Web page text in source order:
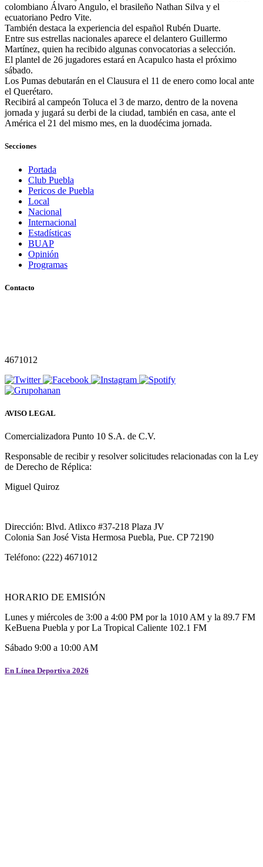
colombiano Álvaro Angulo, el brasileño Nathan Silva y el
ecuatoriano Pedro Vite.
También destaca la experiencia del español Rubén Duarte.
Entre sus estrellas nacionales aparece el delantero Guillermo
Martínez, quien ha recibido algunas convocatorias a selección.
El plantel de 26 jugadores estará en Acapulco hasta el próximo
sábado.
Los Pumas debutarán en el Clausura el 11 de enero como local ante
el Querétaro.
Recibirá al campeón Toluca el 3 de marzo, dentro de la novena
jornada y jugará su derbi de la ciudad, también en casa, ante el
América el 21 del mismo mes, en la duodécima jornada.
Secciones
Portada
Club Puebla
Pericos de Puebla
Local
Nacional
Internacional
Estadísticas
BUAP
Opinión
Programas
Contacto
4671012
AVISO LEGAL
Comercializadora Punto 10 S.A. de C.V.
Responsable de recibir y resolver solicitudes relacionadas con la Ley
de Derecho de Réplica:
Miguel Quiroz
Dirección: Blvd. Atlixco #37-218 Plaza JV
Colonia San José Vista Hermosa Puebla, Pue. CP 72190
Teléfono: (222) 4671012
HORARIO DE EMISIÓN
Lunes y miércoles de 3:00 a 4:00 PM por la 1010 AM y la 89.7 FM
KeBuena Puebla y por La Tropical Caliente 102.1 FM
Sábado 9:00 a 10:00 AM
En Línea Deportiva 2026